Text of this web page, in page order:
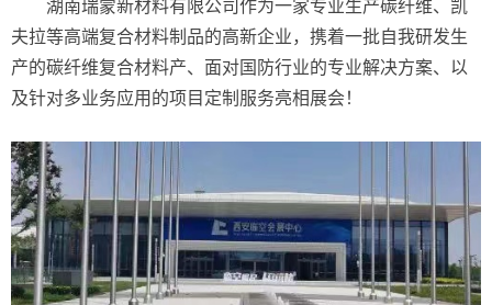
湖南瑞蒙新材料有限公司作为一家专业生产碳纤维、凯
夫拉等高端复合材料制品的高新企业，携着一批自我研发生
产的碳纤维复合材料产、面对国防行业的专业解决方案、以
及针对多业务应用的项目定制服务亮相展会！